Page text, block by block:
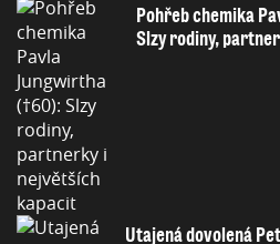
Pohřeb chemika
Slzy rodiny,
Utajená dovolená